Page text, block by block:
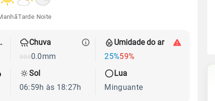
Tarde Noite
Chuva
0.0mm
Umidade do ar
25%59%
Sol
06:59h às 18:27h
Lua
Minguante